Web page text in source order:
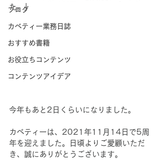
ブログ
カベティー業務日誌
おすすめ書籍
お役立ちコンテンツ
コンテンツアイデア
た。』
今年もあと2日くらいになりました。
カベティーは、2021年11月14日で5周
年を迎えました。日頃よりご愛顧いただ
き、誠にありがとうございます。